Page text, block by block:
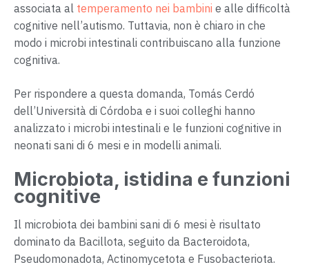
associata al temperamento nei bambini e alle difficoltà
cognitive nell’autismo. Tuttavia, non è chiaro in che
modo i microbi intestinali contribuiscano alla funzione
cognitiva.
Per rispondere a questa domanda, Tomás Cerdó
dell’Università di Córdoba e i suoi colleghi hanno
analizzato i microbi intestinali e le funzioni cognitive in
neonati sani di 6 mesi e in modelli animali.
Microbiota, istidina e funzioni
cognitive
Il microbiota dei bambini sani di 6 mesi è risultato
dominato da Bacillota, seguito da Bacteroidota,
Pseudomonadota, Actinomycetota e Fusobacteriota.